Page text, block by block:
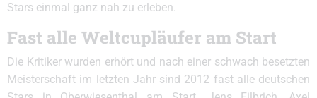
Stars einmal ganz nah zu erleben.
Fast alle Weltcupläufer am Start
Die Kritiker wurden erhört und nach einer schwach besetzten
Meisterschaft im letzten Jahr sind 2012 fast alle deutschen